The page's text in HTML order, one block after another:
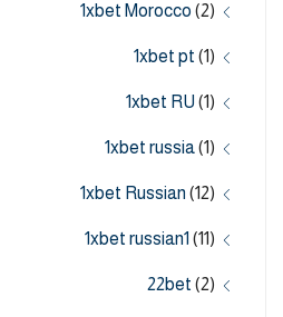
1xbet Morocco (2)
1xbet pt (1)
1xbet RU (1)
1xbet russia(1)
1xbet Russian (12)
1xbet russian1 (11)
22bet (2)